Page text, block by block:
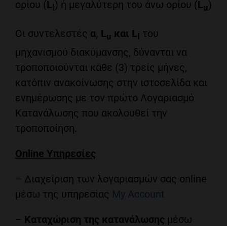
ορίου (L ) ή μεγαλύτερη του άνω ορίου (Lu)
Οι συντελεστές α, Lu και L του
μηχανισμού διακύμανσης, δύνανται να
τροποποιούνται κάθε (3) τρείς μήνες,
κατόπιν ανακοίνωσης στην ιστοσελίδα και
ενημέρωσης με τον πρώτο Λογαριασμό
Κατανάλωσης που ακολουθεί την
τροποποίηση.
Online Υπηρεσίες
– Διαχείριση των λογαριασμών σας online
μέσω της υπηρεσίας My Account
– Καταχώριση της κατανάλωσηςμέσω